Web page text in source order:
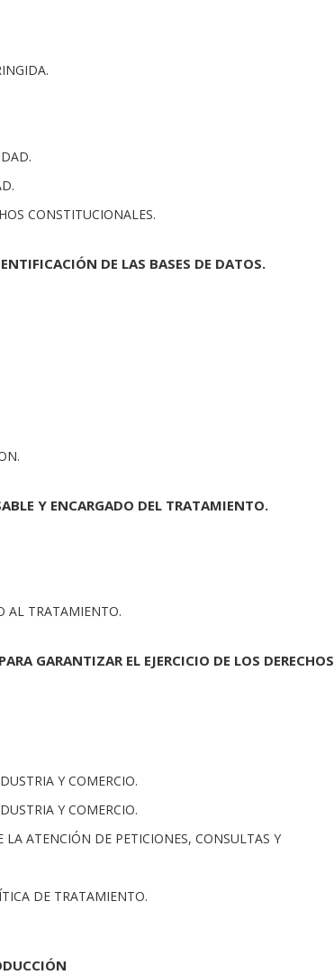
CONSTITUCIONALES.
DE LAS BASES DE DATOS.
Y ENCARGADO DEL TRATAMIENTO.
AL TRATAMIENTO.
GARANTIZAR EL EJERCICIO DE LOS DERECHOS
Y COMERCIO.
Y COMERCIO.
ATENCIÓN DE PETICIONES, CONSULTAS Y
DE TRATAMIENTO.